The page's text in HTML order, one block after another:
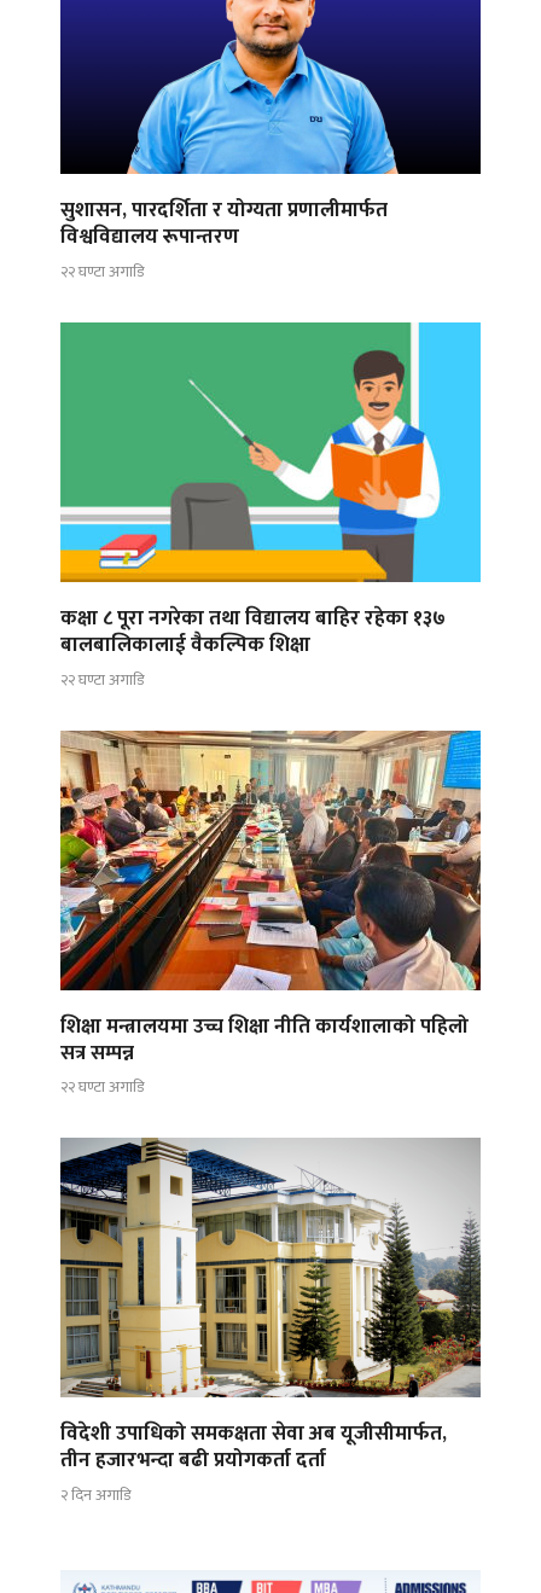
सुशासन, पारदर्शिता र योग्यता प्रणालीमार्फत
विश्वविद्यालय रूपान्तरण
२२ घण्टा अगाडि
कक्षा ८ पूरा नगरेका तथा विद्यालय बाहिर रहेका १३७
बालबालिकालाई वैकल्पिक शिक्षा
२२ घण्टा अगाडि
शिक्षा मन्त्रालयमा उच्च शिक्षा नीति कार्यशालाको पहिलो
सत्र सम्पन्न
२२ घण्टा अगाडि
विदेशी उपाधिको समकक्षता सेवा अब यूजीसीमार्फत,
तीन हजारभन्दा बढी प्रयोगकर्ता दर्ता
२ दिन अगाडि